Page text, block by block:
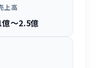
上高
億〜2.5億